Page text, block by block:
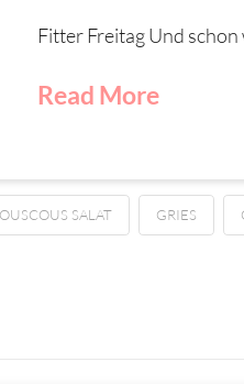
Fitter Freitag Und
Read More
SALAT GRIES